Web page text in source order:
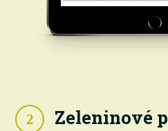
2 Zeleninové